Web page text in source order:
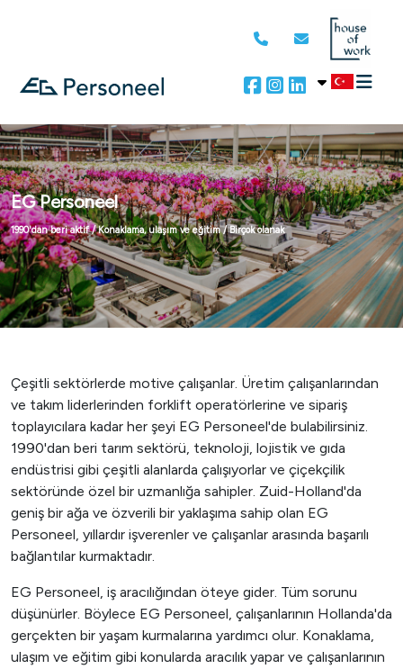
EG Personeel
1990'dan beri aktif / Konaklama, ulaşım ve eğitim / Birçok olanak
Çeşitli sektörlerde motive çalışanlar. Üretim çalışanlarından
ve takım liderlerinden forklift operatörlerine ve sipariş
toplayıcılara kadar her şeyi EG Personeel'de bulabilirsiniz.
1990'dan beri tarım sektörü, teknoloji, lojistik ve gıda
endüstrisi gibi çeşitli alanlarda çalışıyorlar ve çiçekçilik
sektöründe özel bir uzmanlığa sahipler. Zuid-Holland'da
geniş bir ağa ve özverili bir yaklaşıma sahip olan EG
Personeel, yıllardır işverenler ve çalışanlar arasında başarılı
bağlantılar kurmaktadır.
EG Personeel, iş aracılığından öteye gider. Tüm sorunu
düşünürler. Böylece EG Personeel, çalışanlarının Hollanda'da
gerçekten bir yaşam kurmalarına yardımcı olur. Konaklama,
ulaşım ve eğitim gibi konularda aracılık yapar ve çalışanlarının